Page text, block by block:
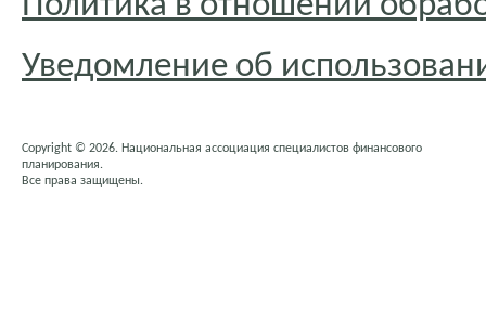
Уведомление об
Copyright © 2026. Национальная ассоциация специалистов финансового
планирования.
Все права защищены.